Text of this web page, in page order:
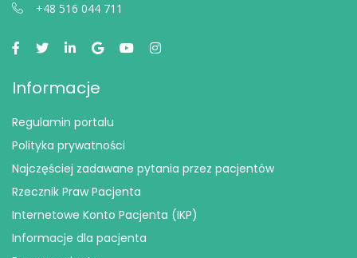
+48 516 044 711
Informacje
Regulamin portalu
Polityka prywatności
Najczęściej zadawane pytania przez pacjentów
Rzecznik Praw Pacjenta
Internetowe Konto Pacjenta (IKP)
Informacje dla pacjenta